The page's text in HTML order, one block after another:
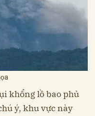
khổng lồ bao phủ
ý, khu vực này